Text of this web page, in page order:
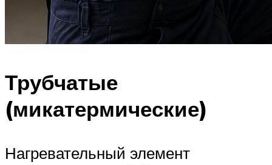
Трубчатые
(микатермические)
Нагревательный элемент